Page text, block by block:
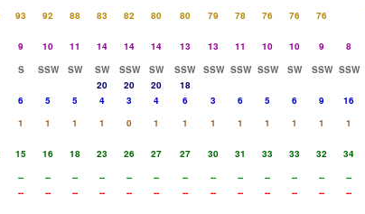
93 92 88 83 82 80 80 79 78 76 76 76
9 10 11 14 14 14 13 13 11 10 10 9 8
S SSW SW SW SSW SW SSW SSW SSW SSW SW SSW SSW
20 20 20
18
6 5 5 4 3 4 6 3 6 5 6 9 16
1 1 1 1 0 1 1 1 1 1 1 1 1
15 16 18 23 26 27 27 30 31 33 33 32 34
-- -- -- -- -- -- -- -- -- -- -- -- --
-- -- -- -- -- -- -- -- -- -- -- -- --